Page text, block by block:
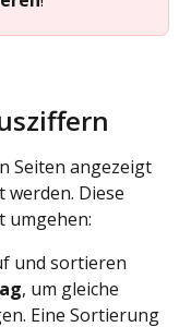
Seiten angezeigt
Diese
umgehen:
und sortieren
, um gleiche
Eine Sortierung